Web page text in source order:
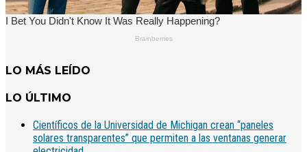
LO MÁS LEÍDO
LO ÚLTIMO
Científicos de la Universidad de Michigan crean “paneles
solares transparentes” que permiten a las ventanas generar